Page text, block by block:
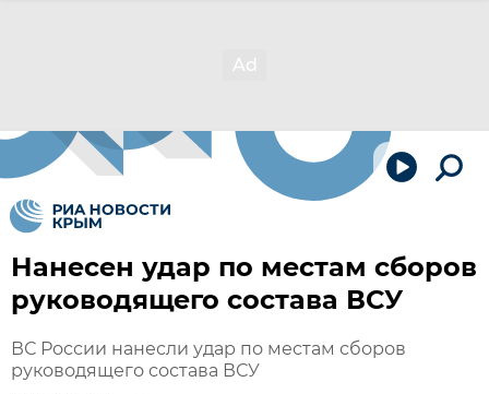
Нанесен удар по местам сборов
руководящего состава ВСУ
ВС России нанесли удар по местам сборов
руководящего состава ВСУ